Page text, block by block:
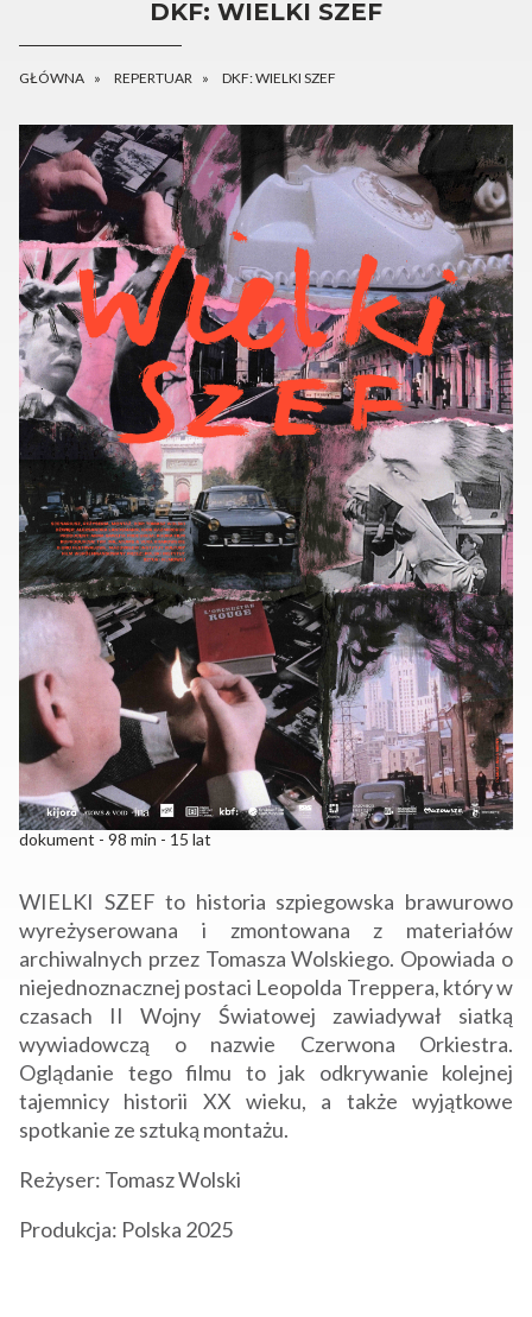
DKF: WIELKI SZEF
GŁÓWNA REPERTUAR DKF: WIELKI SZEF
dokument - 98 min - 15 lat
WIELKI SZEF to historia szpiegowska brawurowo
wyreżyserowana i zmontowana z materiałów
archiwalnych przez Tomasza Wolskiego. Opowiada o
niejednoznacznej postaci Leopolda Treppera, który w
czasach II Wojny Światowej zawiadywał siatką
wywiadowczą o nazwie Czerwona Orkiestra.
Oglądanie tego filmu to jak odkrywanie kolejnej
tajemnicy historii XX wieku, a także wyjątkowe
spotkanie ze sztuką montażu.
Reżyser: Tomasz Wolski
Produkcja: Polska 2025